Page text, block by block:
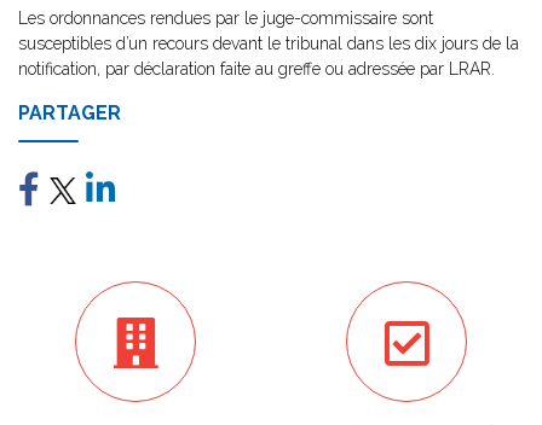
Les ordonnances rendues par le juge-commissaire sont
susceptibles d’un recours devant le tribunal dans les dix jours de la
notification, par déclaration faite au greffe ou adressée par LRAR.
PARTAGER